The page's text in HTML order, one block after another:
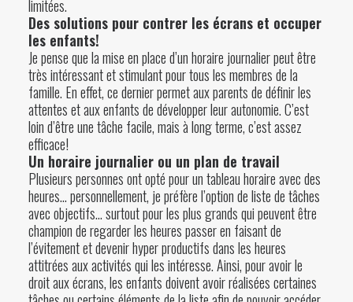
limitées.
Des solutions pour contrer les écrans et occuper
les enfants!
Je pense que la mise en place d’un horaire journalier peut être
très intéressant et stimulant pour tous les membres de la
famille. En effet, ce dernier permet aux parents de définir les
attentes et aux enfants de développer leur autonomie. C’est
loin d’être une tâche facile, mais à long terme, c’est assez
efficace!
Un horaire journalier ou un plan de travail
Plusieurs personnes ont opté pour un tableau horaire avec des
heures… personnellement, je préfère l’option de liste de tâches
avec objectifs… surtout pour les plus grands qui peuvent être
champion de regarder les heures passer en faisant de
l’évitement et devenir hyper productifs dans les heures
attitrées aux activités qui les intéresse. Ainsi, pour avoir le
droit aux écrans, les enfants doivent avoir réalisées certaines